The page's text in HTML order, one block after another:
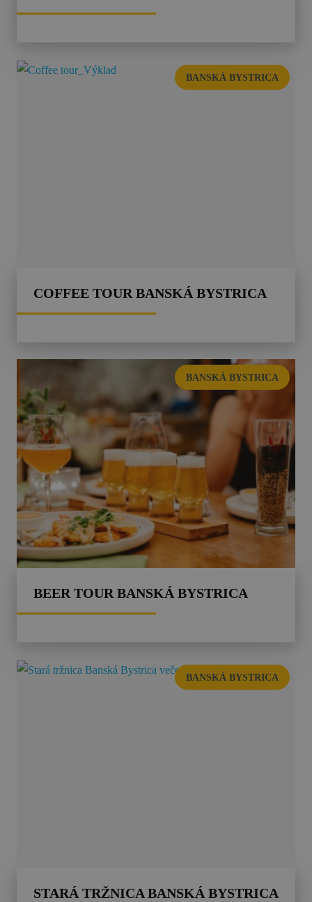
BANSKÁ BYSTRICA
COFFEE TOUR BANSKÁ BYSTRICA
BANSKÁ BYSTRICA
BEER TOUR BANSKÁ BYSTRICA
BANSKÁ BYSTRICA
STARÁ TRŽNICA BANSKÁ BYSTRICA